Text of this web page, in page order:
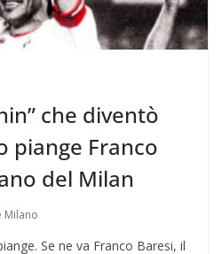
che diventò
piange Franco
del Milan
Milano
Se ne va Franco Baresi, il